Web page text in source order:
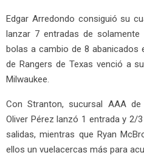
Edgar Arredondo consiguió su
lanzar 7 entradas de
bolas a cambio de 8 abanicados
de Rangers de Texas venció a
Milwaukee.
Con Stranton, sucursal AAA
Oliver Pérez lanzó 1 entrada y 2/
salidas, mientras que Ryan
ellos un vuelacercas más para